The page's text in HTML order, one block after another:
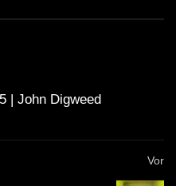
Musik und visueller Kunst
für die Zuschauer.
vereint verschiedene
| John Digweed
Vor